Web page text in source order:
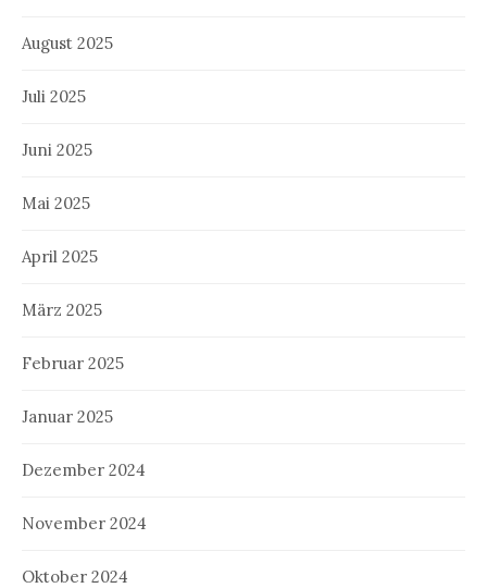
August 2025
Juli 2025
Juni 2025
Mai 2025
April 2025
März 2025
Februar 2025
Januar 2025
Dezember 2024
November 2024
Oktober 2024